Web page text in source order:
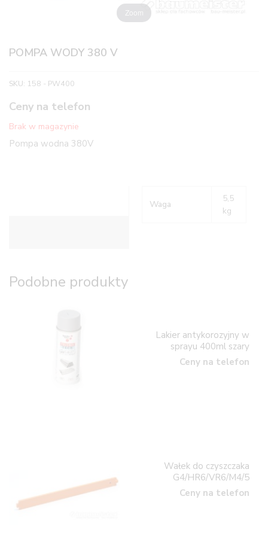
Zoom
POMPA WODY 380 V
SKU: 158 - PW400
Ceny na telefon
Brak w magazynie
Pompa wodna 380V
Waga
5,5
kg
Podobne produkty
Lakier antykorozyjny w
sprayu 400ml szary
Ceny na telefon
Wałek do czyszczaka
G4/HR6/VR6/M4/5
Ceny na telefon